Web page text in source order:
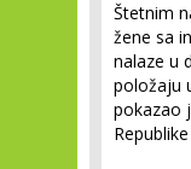
Štetnim
žene sa
nalaze u
položaju
pokazao